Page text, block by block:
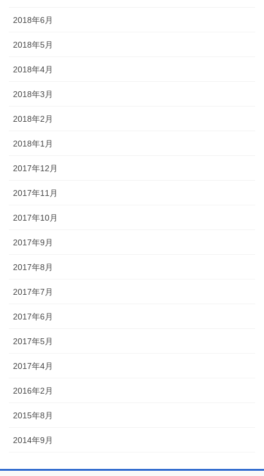
2018年6月
2018年5月
2018年4月
2018年3月
2018年2月
2018年1月
2017年12月
2017年11月
2017年10月
2017年9月
2017年8月
2017年7月
2017年6月
2017年5月
2017年4月
2016年2月
2015年8月
2014年9月